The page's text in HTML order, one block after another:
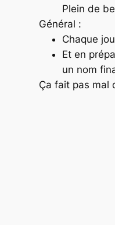
Plein de
Général :
Chaque
Et en
un nom
Ça fait pas mal